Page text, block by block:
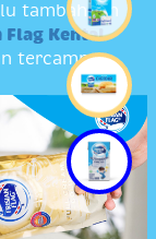
tambahkan
Flag Kental
tercampur